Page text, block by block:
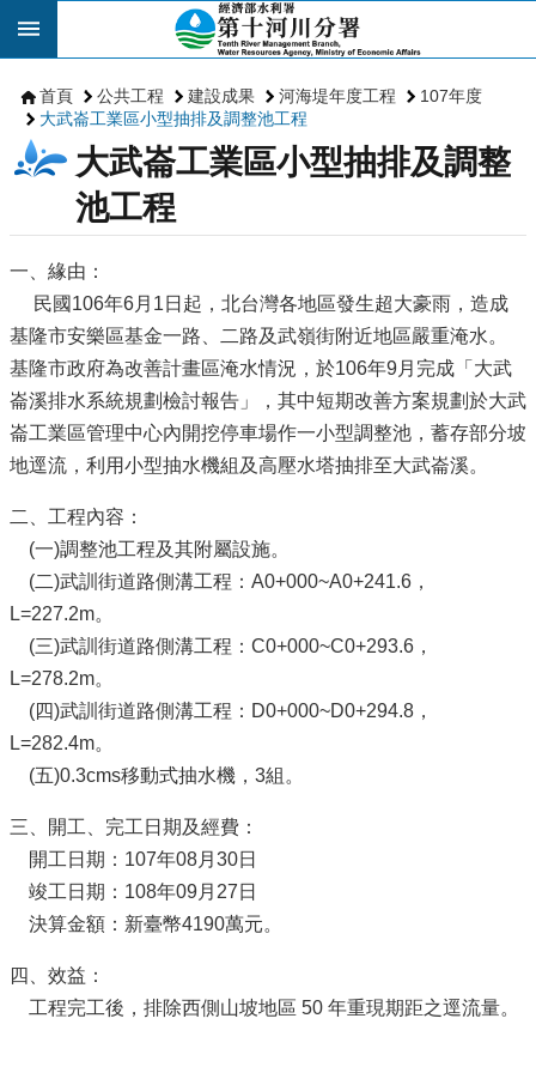
跳到主要內容區塊
首頁 公共工程 建設成果 河海堤年度工程
107年度
大武崙工業區小型抽排及調整池工程
大武崙工業區小型抽排及調整
池工程
一、緣由：
民國106年6月1日起，北台灣各地區發生超大豪雨，造成
基隆市安樂區基金一路、二路及武嶺街附近地區嚴重淹水。
基隆市政府為改善計畫區淹水情況，於106年9月完成「大武
崙溪排水系統規劃檢討報告」，其中短期改善方案規劃於大武
崙工業區管理中心內開挖停車場作一小型調整池，蓄存部分坡
地逕流，利用小型抽水機組及高壓水塔抽排至大武崙溪。
二、工程內容：
(一)調整池工程及其附屬設施。
(二)武訓街道路側溝工程：A0+000~A0+241.6，
L=227.2m。
(三)武訓街道路側溝工程：C0+000~C0+293.6，
L=278.2m。
(四)武訓街道路側溝工程：D0+000~D0+294.8，
L=282.4m。
(五)0.3cms移動式抽水機，3組。
三、開工、完工日期及經費：
開工日期：107年08月30日
竣工日期：108年09月27日
決算金額：新臺幣4190萬元。
四、效益：
工程完工後，排除西側山坡地區 50 年重現期距之逕流量。